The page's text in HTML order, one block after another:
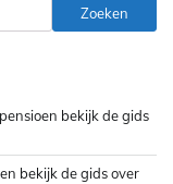
Zoeken
bekijk de gids
bekijk de gids over